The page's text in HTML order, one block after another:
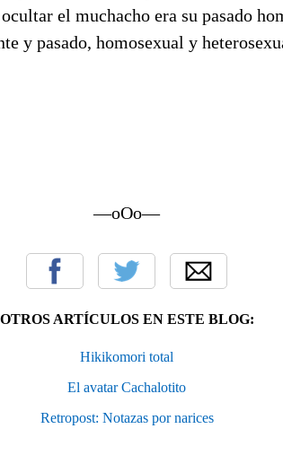
el muchacho era su pasado
y pasado, homosexual y
—oOo—
OTROS ARTÍCULOS EN ESTE BLOG:
Hikikomori total
El avatar Cachalotito
Retropost: Notazas por narices